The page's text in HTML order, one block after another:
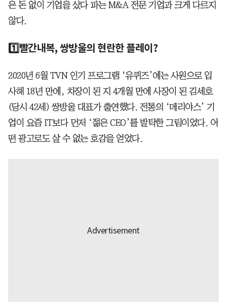
은 돈 없이 기업을 샀다 파는 M&A 전문 기업과 크게 다르지
않다.
1️⃣빨간내복, 쌍방울의 현란한 플레이?
2020년 6월 TVN 인기 프로그램 ‘유퀴즈’에는 사원으로 입
사해 18년 만에, 차장이 된 지 4개월 만에 사장이 된 김세호
(당시 42세) 쌍방울 대표가 출연했다. 전통의 ‘메리야스’ 기
업이 요즘 IT보다 먼저 ‘젊은 CEO’를 발탁한 그림이었다. 어
떤 광고로도 살 수 없는 호감을 얻었다.